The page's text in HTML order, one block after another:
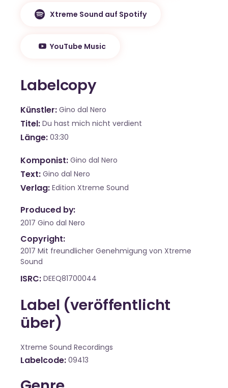
Xtreme Sound auf Spotify
YouTube Music
Labelcopy
Künstler Gino dal Nero
Titel Du hast mich nicht verdient
Länge 03:30
Komponist Gino dal Nero
Text Gino dal Nero
Verlag Edition Xtreme Sound
Produced by:
2017 Gino dal Nero
Copyright:
2017 Mit freundlicher Genehmigung von Xtreme
Sound
ISRC DEEQ81700044
Label (veröffentlicht
über)
Xtreme Sound Recordings
Labelcode 09413